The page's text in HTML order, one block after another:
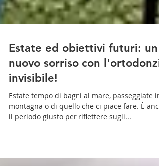
Estate ed obiettivi futuri: un
nuovo sorriso con
invisibile!
Estate tempo di bagni al mare, passeggiate in
il periodo giusto per riflettere sugli...